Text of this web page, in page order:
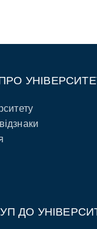
ДО